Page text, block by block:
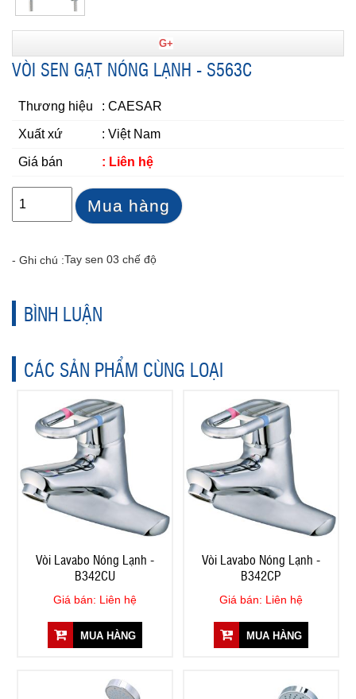
G+
VÒI SEN GẠT NÓNG LẠNH - S563C
Thương hiệu : CAESAR
Xuất xứ : Việt Nam
Giá bán : Liên hệ
Mua hàng
- Ghi chú :Tay sen 03 chế độ
BÌNH LUẬN
CÁC SẢN PHẨM CÙNG LOẠI
Vòi Lavabo Nóng Lạnh -
B342CU
Giá bán: Liên hệ
MUA HÀNG
Vòi Lavabo Nóng Lạnh -
B342CP
Giá bán: Liên hệ
MUA HÀNG